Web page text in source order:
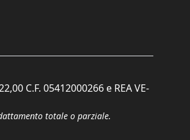
C.F. 05412000266 e REA VE-
totale o parziale.